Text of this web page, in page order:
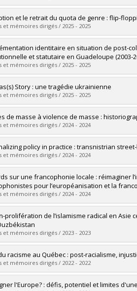
:Chardin, Léa
Maîtrise
obtenu :M. Sc.
le document dans Papyrus
et le retrait du quota de genre : flip-
et mémoires dirigés / 2025 - 2025
:Massicotte, Dominik
Maîtrise
obtenu :M. Sc.
le document dans Papyrus
identitaire en situation de post-
et statutaire en Guadeloupe (2003-
et mémoires dirigés / 2025 - 2025
:Martineau, Michelle Edwige Jeanne
Doctorat
obtenu :Ph. D.
le document dans Papyrus
Story : une tragédie ukrainienne
et mémoires dirigés / 2025 - 2025
:Lapointe, Frédéric
Maîtrise
obtenu :M. Sc.
le document dans Papyrus
de masse à violence de masse :
et mémoires dirigés / 2024 - 2024
:Sviderska, Katerina
Maîtrise
obtenu :M. Sc.
le document dans Papyrus
policy in practice : transnistrian
et mémoires dirigés / 2024 - 2024
:Morar, Stefan
Doctorat
obtenu :Ph. D.
le document dans Papyrus
sur une francophonie locale : réimaginer
pour l’européanisation et la
et mémoires dirigés / 2024 - 2024
:Crouton, Romain
Maîtrise
obtenu :M. Sc.
le document dans Papyrus
prolifération de l’islamisme radical en Asie
et mémoires dirigés / 2023 - 2023
:Khametov, Timour
Maîtrise
obtenu :M. Sc.
le document dans Papyrus
racisme au Québec : post-racialisme,
et mémoires dirigés / 2022 - 2022
:Taher, Saaz
l'Europe? : défis, potentiel et limites